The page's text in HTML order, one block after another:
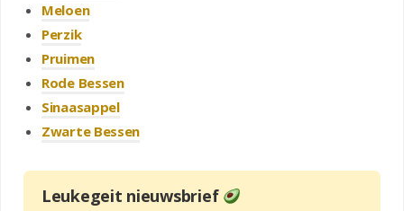
Meloen
Perzik
Pruimen
Rode Bessen
Sinaasappel
Zwarte Bessen
Leukegeit nieuwsbrief